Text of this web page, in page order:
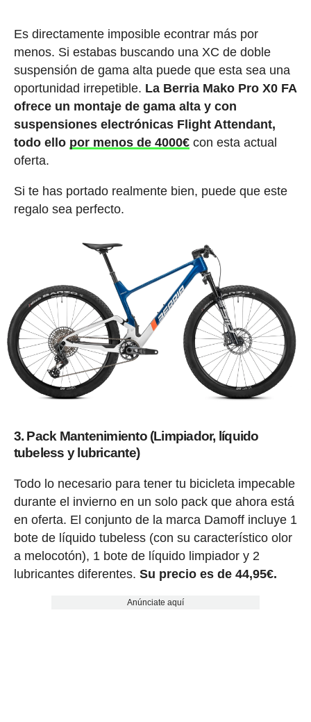
Es directamente imposible econtrar más por
menos. Si estabas buscando una XC de doble
suspensión de gama alta puede que esta sea una
oportunidad irrepetible. La Berria Mako Pro X0 FA
ofrece un montaje de gama alta y con
suspensiones electrónicas Flight Attendant,
todo ello por menos de 4000€ con esta actual
oferta.
Si te has portado realmente bien, puede que este
regalo sea perfecto.
3. Pack Mantenimiento (Limpiador, líquido
tubeless y lubricante)
Todo lo necesario para tener tu bicicleta impecable
durante el invierno en un solo pack que ahora está
en oferta. El conjunto de la marca Damoff incluye 1
bote de líquido tubeless (con su característico olor
a melocotón), 1 bote de líquido limpiador y 2
lubricantes diferentes. Su precio es de 44,95€.
Anúnciate aquí